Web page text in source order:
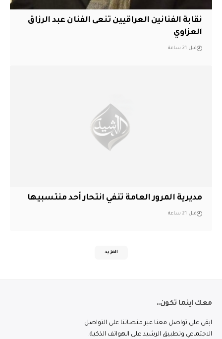
نقابة الفنانين العراقيين تنعى الفنان عبد الرزاق
العزاوي
قبل 21 ساعة
مديرية المرور العامة تنفي انتحار أحد منتسبيها
قبل 21 ساعة
المزيد
معك اينما تكون..
ابقى على تواصل معنا عبر منصاتنا على التواصل
الاجتماعي وتطبيق الرشيد على الهواتف الذكية.